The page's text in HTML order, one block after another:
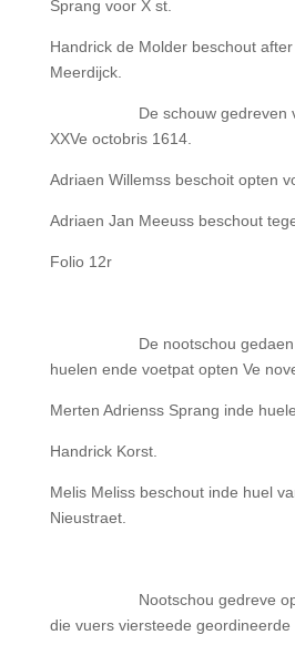
Sprang voor X st.
Handrick de Molder beschout
Meerdijck.
De schouw gedreven
XXVe octobris 1614.
Adriaen Willemss beschoit opten
Adriaen Jan Meeuss beschout
Folio 12r
De nootschou gedaen
huelen ende voetpat opten Ve
Merten Adrienss Sprang inde huele.
Handrick Korst.
Melis Meliss beschout inde huel
Nieustraet.
Nootschou gedreve
die vuers viersteede geordineerde